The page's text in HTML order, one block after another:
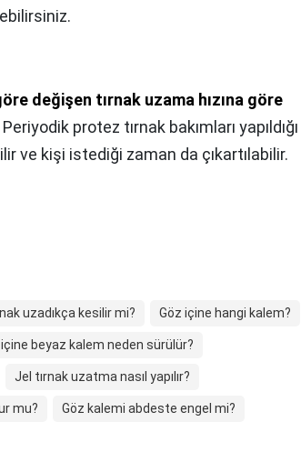
değişen tırnak uzama hızına göre
Periyodik protez tırnak bakımları yapıldığı
ve kişi istediği zaman da çıkartılabilir.
uzadıkça kesilir mi? Göz içine hangi kalem?
beyaz kalem neden sürülür?
Jel tırnak uzatma nasıl yapılır?
mu? Göz kalemi abdeste engel mi?